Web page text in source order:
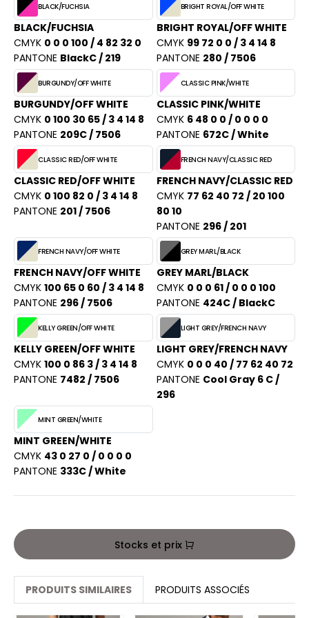
SHIRT
SHIRT
PROFESSIONNELLE
- BLOUSON
COOL
HOODS
T'S
SERIE
GEN
SEGURIDAD
DUICK
BLACK/FUCHSIA
BLACK/FUCHSIA
CMYK 0 0 0 100 / 4 82 32 0
PANTONE BlackC / 219
BRIGHT ROYAL/OFF WHITE
BRIGHT ROYAL/OFF WHITE
CMYK 99 72 0 0 / 3 4 14 8
PANTONE 280 / 7506
BURGUNDY/OFF WHITE
BURGUNDY/OFF WHITE
CMYK 0 100 30 65 / 3 4 14 8
PANTONE 209C / 7506
CLASSIC PINK/WHITE
CLASSIC PINK/WHITE
CMYK 6 48 0 0 / 0 0 0 0
PANTONE 672C / White
CLASSIC RED/OFF WHITE
CLASSIC RED/OFF WHITE
CMYK 0 100 82 0 / 3 4 14 8
PANTONE 201 / 7506
FRENCH NAVY/CLASSIC RED
FRENCH NAVY/CLASSIC RED
CMYK 77 62 40 72 / 20 100
80 10
PANTONE 296 / 201
FRENCH NAVY/OFF WHITE
FRENCH NAVY/OFF WHITE
CMYK 100 65 0 60 / 3 4 14 8
PANTONE 296 / 7506
GREY MARL/BLACK
GREY MARL/BLACK
CMYK 0 0 0 61 / 0 0 0 100
PANTONE 424C / BlackC
KELLY GREEN/OFF WHITE
KELLY GREEN/OFF WHITE
CMYK 100 0 86 3 / 3 4 14 8
PANTONE 7482 / 7506
LIGHT GREY/FRENCH NAVY
LIGHT GREY/FRENCH NAVY
CMYK 0 0 0 40 / 77 62 40 72
PANTONE Cool Gray 6 C /
296
MINT GREEN/WHITE
MINT GREEN/WHITE
CMYK 43 0 27 0 / 0 0 0 0
PANTONE 333C / White
Stocks et prix
PRODUITS SIMILAIRES PRODUITS ASSOCIÉS